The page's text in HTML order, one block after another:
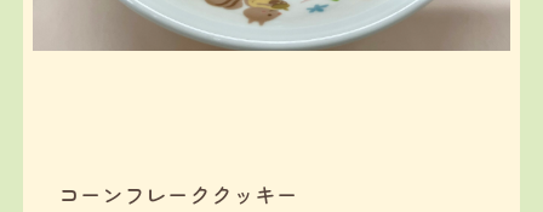
コーンフレーククッキー